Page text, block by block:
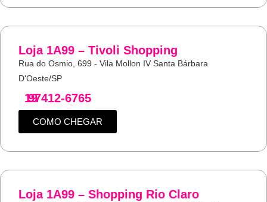
Loja 1A99 – Tivoli Shopping
Rua do Osmio, 699 - Vila Mollon IV Santa Bárbara
D'Oeste/SP
19
97412-6765
COMO CHEGAR
Loja 1A99 – Shopping Rio Claro